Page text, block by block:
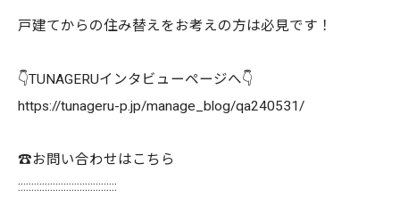
戸建てからの住み替えをお考えの方は必見です！
👇TUNAGERUインタビューページへ👇
https://tunageru-p.jp/manage_blog/qa240531/
☎️お問い合わせはこちら
:::::::::::::::::::::::::::::::::::::